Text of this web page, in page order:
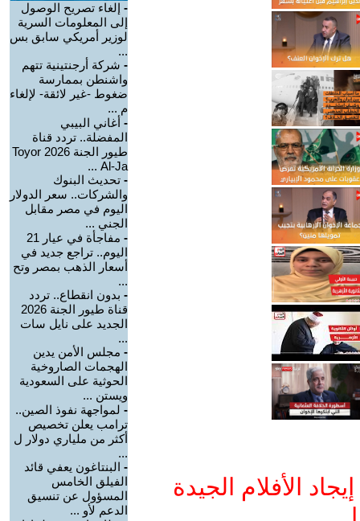
الأفلام الجيدة
- إلغاء تصريح الوصول
إلى المعلومات السرية
لوزير أمريكي سابق بس
...
- شركة أرجنتينية تتهم
واشنطن بممارسة
ضغوط -غير لائقة- لإلغاء
م ...
- أغاني البيبي
المفضلة.. تردد قناة
طيور الجنة 2026 Toyor
Al-Ja ...
- تحديث البنوك
والشركات.. سعر الدولار
اليوم في مصر مقابل
الجني ...
-
مفاجأة في عيار 21
اليوم.. تراجع جديد في
أسعار الذهب بمصر وتح
...
- بدون انقطاع.. تردد
قناة طيور الجنة 2026
الجديد على نايل سات
...
- مجلس الأمن يدين
الهجمات الصاروخية
الحوثية على السعودية
ويستن ...
- لمواجهة نفوذ الصين..
ترامب يعلن تخصيص
أكثر من ملياري دولار ل
...
- البنتاغون يعفي قائد
الفيلق الخامس
المسؤول عن تنسيق
الدعم لأو ...